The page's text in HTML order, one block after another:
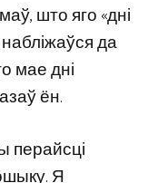
што яго «дні
да
мае дні
ён.
перайсці
Я